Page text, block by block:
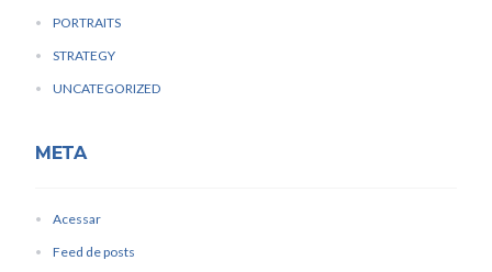
PORTRAITS
STRATEGY
UNCATEGORIZED
META
Acessar
Feed de posts